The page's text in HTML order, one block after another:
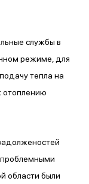
службы в
режиме, для
тепла на
отоплению
области были